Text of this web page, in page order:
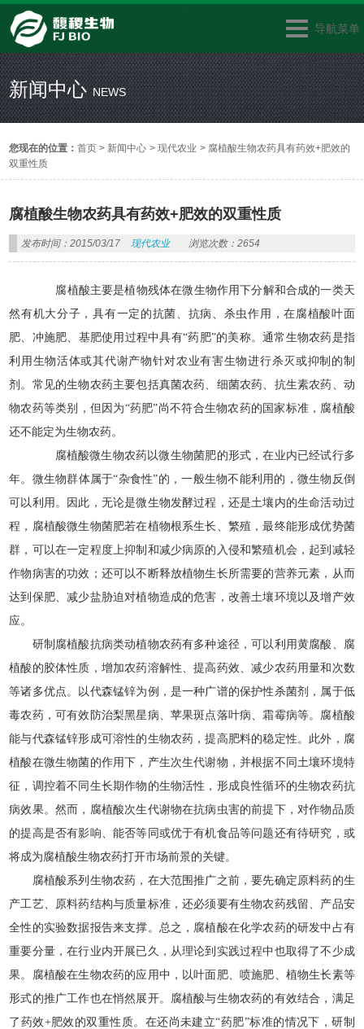
导航菜单
新闻中心NEWS
您现在的位置：首页 > 新闻中心 >现代农业 > 腐植酸生物农药具有药效+肥效的
双重性质
腐植酸生物农药具有药效+肥效的双重性质
发布时间：2015/03/17 现代农业 浏览次数：2654
腐植酸主要是植物残体在微生物作用下分解和合成的一类天
然有机大分子，具有一定的抗菌、抗病、杀虫作用，在腐植酸叶面
肥、冲施肥、基肥使用过程中具有“药肥”的美称。通常生物农药是指
利用生物活体或其代谢产物针对农业有害生物进行杀灭或抑制的制
剂。常见的生物农药主要包括真菌农药、细菌农药、抗生素农药、动
物农药等类别，但因为“药肥”尚不符合生物农药的国家标准，腐植酸
还不能定为生物农药。
腐植酸微生物农药以微生物菌肥的形式，在业内已经试行多
年。微生物群体属于“杂食性”的，一般生物不能利用的，微生物反倒
可以利用。因此，无论是微生物发酵过程，还是土壤内的生命活动过
程，腐植酸微生物菌肥若在植物根系生长、繁殖，最终能形成优势菌
群，可以在一定程度上抑制和减少病原的入侵和繁殖机会，起到减轻
作物病害的功效；还可以不断释放植物生长所需要的营养元素，从而
达到保肥、减少盐胁迫对植物造成的危害，改善土壤环境以及增产效
应。
研制腐植酸抗病类动植物农药有多种途径，可以利用黄腐酸、腐
植酸的胶体性质，增加农药溶解性、提高药效、减少农药用量和次数
等诸多优点。以代森锰锌为例，是一种广谱的保护性杀菌剂，属于低
毒农药，可有效防治梨黑星病、苹果斑点落叶病、霜霉病等。腐植酸
能与代森锰锌形成可溶性的生物农药，提高肥料的稳定性。此外，腐
植酸在微生物菌的作用下，产生次生代谢物，并根据不同土壤环境特
征，调控着不同生长期作物的生物活性，形成良性循环的生物农药抗
病效果。然而，腐植酸次生代谢物在抗病虫害的前提下，对作物品质
的提高是否有影响、能否等同或优于有机食品等问题还有待研究，或
将成为腐植酸生物农药打开市场前景的关键。
腐植酸系列生物农药，在大范围推广之前，要先确定原料药的生
产工艺、原料药结构与质量标准，还必须要有生物农药残留、产品安
全性的实验数据报告来支撑。总之，腐植酸在化学农药的研发中占有
重要分量，在行业内开展已久，从理论到实践过程中也取得了不少成
果。腐植酸在生物农药的应用中，以叶面肥、喷施肥、植物生长素等
形式的推广工作也在悄然展开。腐植酸与生物农药的有效结合，满足
了药效+肥效的双重性质。在还尚未建立“药肥”标准的情况下，研制